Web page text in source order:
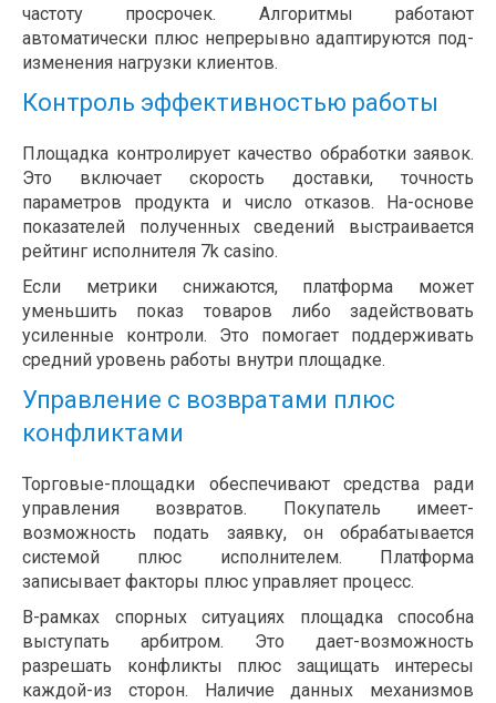
частоту просрочек. Алгоритмы работают
автоматически плюс непрерывно адаптируются под-
изменения нагрузки клиентов.
Контроль эффективностью работы
Площадка контролирует качество обработки заявок.
Это включает скорость доставки, точность
параметров продукта и число отказов. На-основе
показателей полученных сведений выстраивается
рейтинг исполнителя 7k casino.
Если метрики снижаются, платформа может
уменьшить показ товаров либо задействовать
усиленные контроли. Это помогает поддерживать
средний уровень работы внутри площадке.
Управление с возвратами плюс
конфликтами
Торговые-площадки обеспечивают средства ради
управления возвратов. Покупатель имеет-
возможность подать заявку, он обрабатывается
системой плюс исполнителем. Платформа
записывает факторы плюс управляет процесс.
В-рамках спорных ситуациях площадка способна
выступать арбитром. Это дает-возможность
разрешать конфликты плюс защищать интересы
каждой-из сторон. Наличие данных механизмов